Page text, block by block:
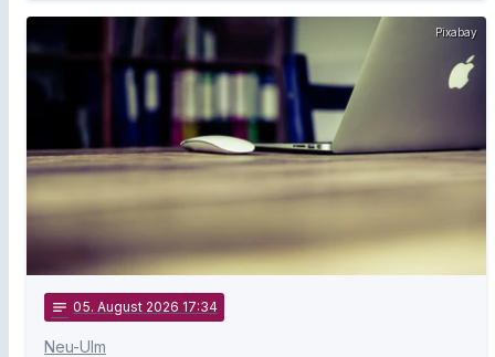
Pixabay
notes 05. August 2026 17:34
Neu-Ulm